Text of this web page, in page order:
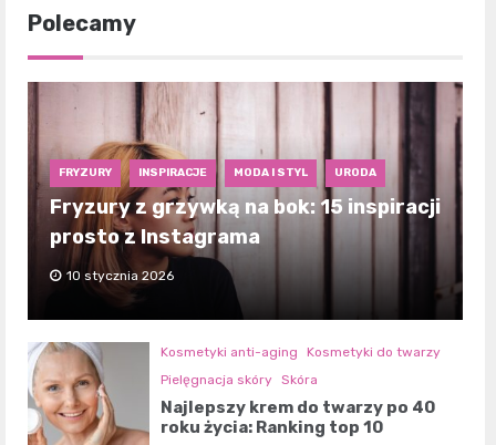
Polecamy
FRYZURY INSPIRACJE MODA I STYL URODA
Fryzury z grzywką na bok: 15 inspiracji
prosto z Instagrama
10 stycznia 2026
Kosmetyki anti-aging
Kosmetyki do twarzy
Pielęgnacja skóry Skóra
Najlepszy krem do twarzy po 40
roku życia: Ranking top 10